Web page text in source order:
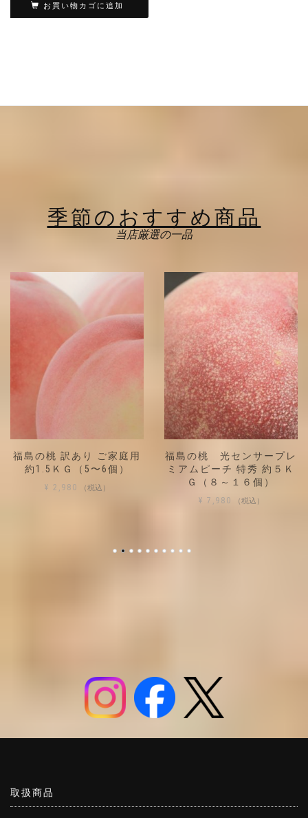
お買い物カゴに追加
季節のおすすめ商品
当店厳選の一品
福島の桃 訳あり ご家庭用
約1.5ＫＧ（5〜6個）
¥ 2,980 （税込）
福島の桃 光センサープレ
ミアムピーチ 特秀 約５Ｋ
Ｇ（８～１６個）
¥ 7,980 （税込）
取扱商品